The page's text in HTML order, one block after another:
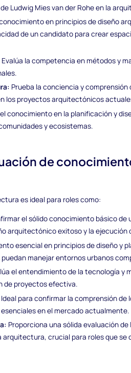
Ludwig Mies van der Rohe en la
en principios de diseño
de un candidato para crear
Evalúa la competencia en métodos y
Prueba la conciencia y
los proyectos arquitectónicos
conocimiento en la planificación y
y ecosistemas.
de
es ideal para roles como:
el sólido conocimiento básico de
arquitectónico exitoso y la ejecución
esencial en principios de diseño y
manejar entornos urbanos
el entendimiento de la tecnología y
de proyectos efectiva.
Ideal para confirmar la comprensión de
en el mercado actualmente.
Proporciona una sólida evaluación
crucial para roles que se